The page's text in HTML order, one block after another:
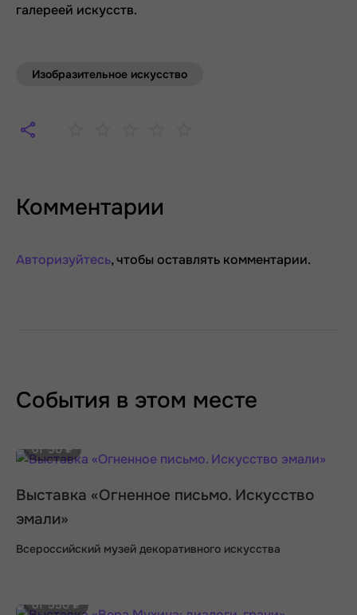
галереей искусств.
Изобразительное искусство
Комментарии
Авторизуйтесь, чтобы оставлять комментарии.
События в этом месте
от 50 ₽
Выставка «Огненное письмо. Искусство
эмали»
Всероссийский музей декоративного искусства
от 550 ₽